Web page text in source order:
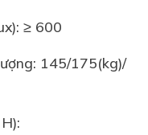
≥ 600
145/175(kg)/